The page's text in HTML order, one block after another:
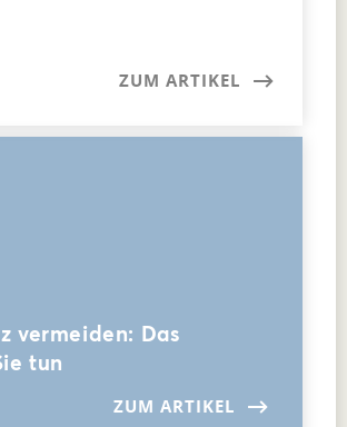
ZUM ARTIKEL
vermeiden: Das
tun
ZUM ARTIKEL